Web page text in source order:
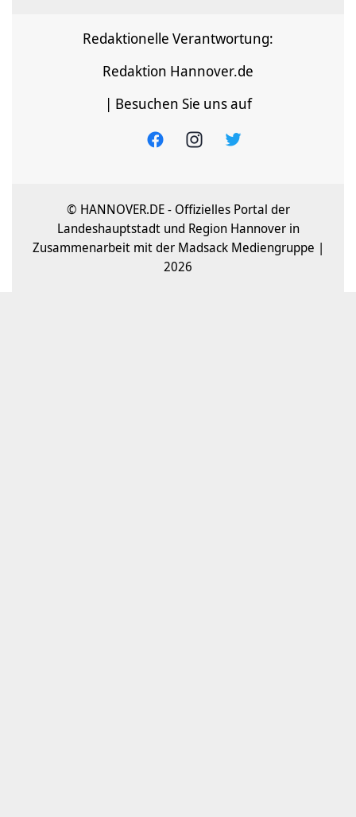
Redaktionelle Verantwortung:
Redaktion Hannover.de
| Besuchen Sie uns auf
© HANNOVER.DE - Offizielles Portal der
Landeshauptstadt und Region Hannover in
Zusammenarbeit mit der Madsack Mediengruppe |
2026